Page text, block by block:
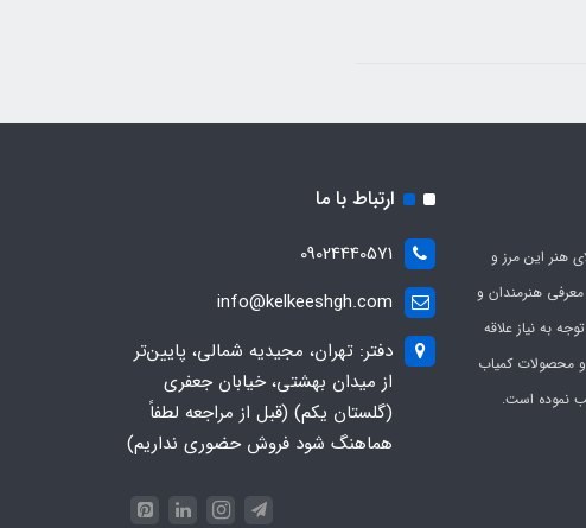
هنر این مرز و
را با معرفی هنرمندان و
به نیاز علاقه
و محصولات کمیاب
نموده است.
ارتباط با ما
09024440571
info@kelkeeshgh.com
دفتر: تهران، مجیدیه شمالی، پایین‌تر
از میدان بهشتی، خیابان جعفری
(گلستان یکم) (قبل از مراجعه لطفاً
هماهنگ شود فروش حضوری نداریم)